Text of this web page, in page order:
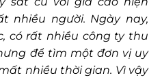
nhiều người. Ngày nay,
có rất nhiều công ty thu
để tìm một đơn vị uy
nhiều thời gian. Vì vậy